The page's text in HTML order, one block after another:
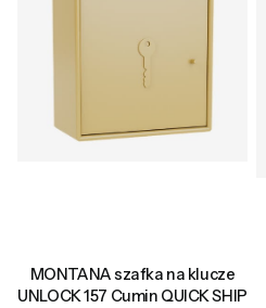
MONTANA szafka na klucze
UNLOCK 157 Cumin QUICK SHIP